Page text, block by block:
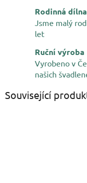
Rodinná dílna
Jsme malý
let
Ruční výroba
Vyrobeno v
našich
Související